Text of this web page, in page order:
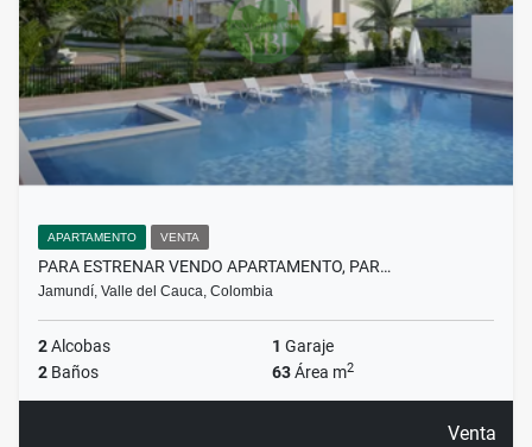
APARTAMENTO VENTA
PARA ESTRENAR VENDO APARTAMENTO, PAR…
Jamundí, Valle del Cauca, Colombia
2Alcobas 1 Garaje
2 Baños 63Área m2
Venta